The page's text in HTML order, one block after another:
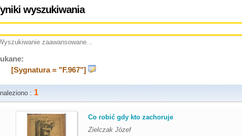
wyszukiwania
zaawansowane...
[Sygnatura = "F.967"]
: 1
Co robić gdy kto zachoruje
Zielczak Józef